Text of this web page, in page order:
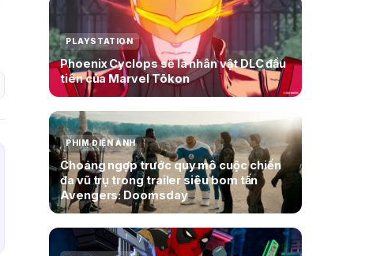
PLAYSTATION
Phoenix Cyclops sẽ là nhân vật DLC đầu
tiên của Marvel Tōkon
PHIM ĐIỆN ẢNH
Choáng ngợp trước quy mô cuộc chiến
đa vũ trụ trong trailer siêu bom tấn
Avengers: Doomsday